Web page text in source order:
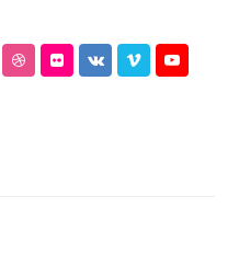
DribbbleFlickrVK VimeoYouTube